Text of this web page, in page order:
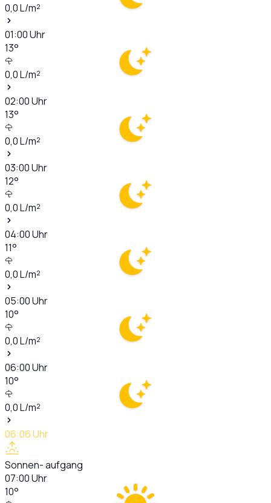
0,0L/m²
01:00Uhr
13°
0,0L/m²
02:00Uhr
13°
0,0L/m²
03:00Uhr
12°
0,0L/m²
04:00Uhr
11°
0,0L/m²
05:00Uhr
10°
0,0L/m²
06:00Uhr
10°
0,0L/m²
06:06Uhr
Sonnen- aufgang
07:00Uhr
10°